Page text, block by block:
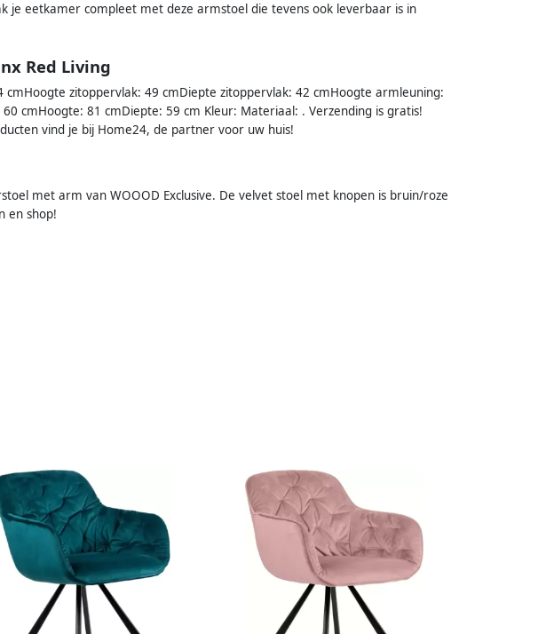
je eetkamer compleet met deze armstoel die tevens ook leverbaar is in
Red Living
cmHoogte zitoppervlak: 49 cmDiepte zitoppervlak: 42 cmHoogte armleuning:
cmHoogte: 81 cmDiepte: 59 cm Kleur: Materiaal: . Verzending is gratis!
vind je bij Home24, de partner voor uw huis!
met arm van WOOOD Exclusive. De velvet stoel met knopen is bruin/roze
en shop!